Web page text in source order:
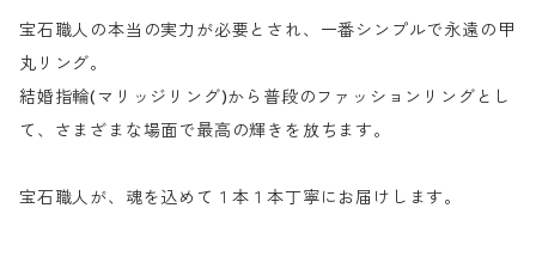
宝石職人の本当の実力が必要とされ、一番シンプルで永遠の甲
丸リング。
結婚指輪(マリッジリング)から普段のファッションリングとし
て、さまざまな場面で最高の輝きを放ちます。
宝石職人が、魂を込めて１本１本丁寧にお届けします。